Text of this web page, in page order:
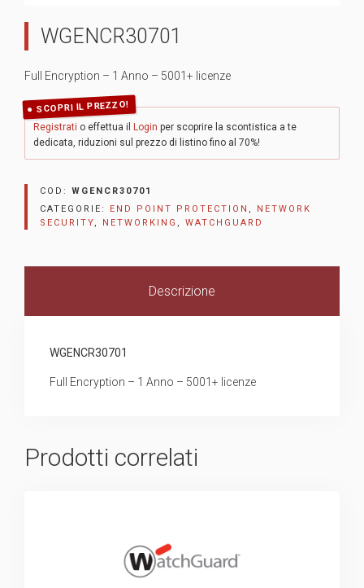
WGENCR30701
Full Encryption – 1 Anno – 5001+ licenze
SCOPRI IL PREZZO!
Registrati o effettua il Login per scoprire la scontistica a te
dedicata, riduzioni sul prezzo di listino fino al 70%!
COD: WGENCR30701
CATEGORIE: END POINT PROTECTION , NETWORK
SECURITY, NETWORKING , WATCHGUARD
Descrizione
WGENCR30701
Full Encryption – 1 Anno – 5001+ licenze
Prodotti correlati